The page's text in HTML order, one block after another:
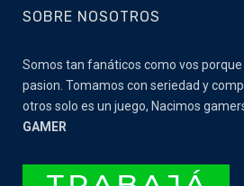
SOBRE NOSOTROS
Somos tan fanáticos como vos
pasion. Tomamos con seriedad y
otros solo es un juego, Nacimos
GAMER